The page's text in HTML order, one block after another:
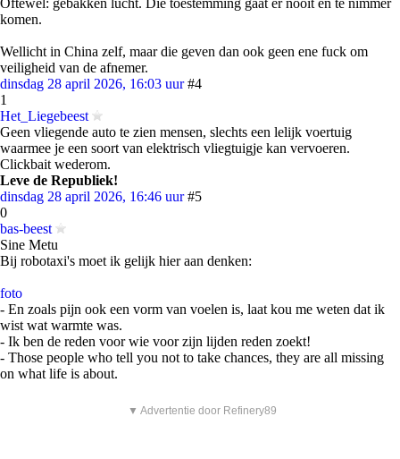
Oftewel: gebakken lucht. Die toestemming gaat er nooit en te nimmer
komen.
Wellicht in China zelf, maar die geven dan ook geen ene fuck om
veiligheid van de afnemer.
dinsdag 28 april 2026, 16:03 uur #4
1
Het_Liegebeest
Geen vliegende auto te zien mensen, slechts een lelijk voertuig
waarmee je een soort van elektrisch vliegtuigje kan vervoeren.
Clickbait wederom.
Leve de Republiek!
dinsdag 28 april 2026, 16:46 uur #5
0
bas-beest
Sine Metu
Bij robotaxi's moet ik gelijk hier aan denken:
foto
- En zoals pijn ook een vorm van voelen is, laat kou me weten dat ik
wist wat warmte was.
- Ik ben de reden voor wie voor zijn lijden reden zoekt!
- Those people who tell you not to take chances, they are all missing
on what life is about.
▼ Advertentie door Refinery89